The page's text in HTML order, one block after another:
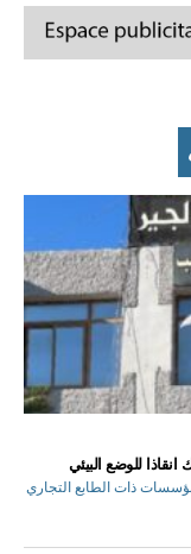
ذات الطابع التجاري